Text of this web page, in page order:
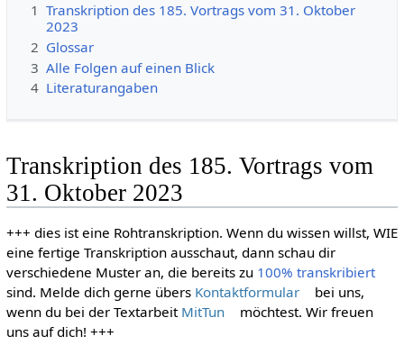
1 Transkription des 185. Vortrags vom 31. Oktober
2023
2 Glossar
3 Alle Folgen auf einen Blick
4 Literaturangaben
Transkription des 185. Vortrags vom
31. Oktober 2023
+++ dies ist eine Rohtranskription. Wenn du wissen willst, WIE
eine fertige Transkription ausschaut, dann schau dir
verschiedene Muster an, die bereits zu 100% transkribiert
sind. Melde dich gerne übers Kontaktformular
bei uns,
wenn du bei der Textarbeit MitTun
möchtest. Wir freuen
uns auf dich! +++